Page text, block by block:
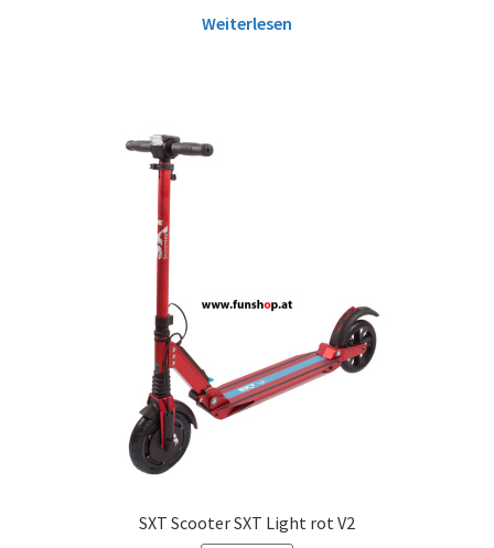
Weiterlesen
SXT Scooter SXT Light rot V2